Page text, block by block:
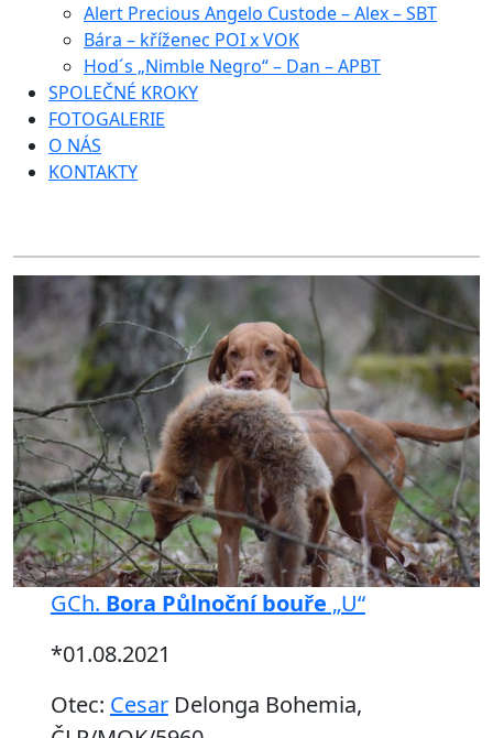
Alert Precious Angelo Custode – Alex – SBT
Bára – kříženec POI x VOK
Hod´s „Nimble Negro“ – Dan – APBT
SPOLEČNÉ KROKY
FOTOGALERIE
O NÁS
KONTAKTY
GCh. Bora Půlnoční bouře „U“
*01.08.2021
Otec: CesarDelonga Bohemia,